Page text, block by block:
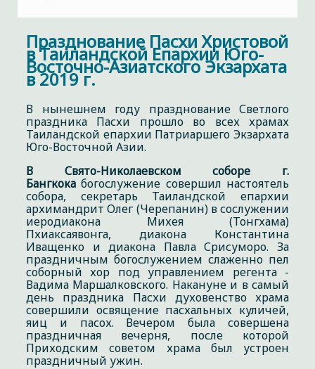
Празднование Пасхи Христовой
в Таиландской Епархии Юго-
Восточно-Азиатского Экзархата
в 2019 г.
В нынешнем году празднование Светлого
праздника Пасхи прошло во всех храмах
Таиландской епархии Патриаршего Экзархата
Юго-Восточной Азии.
В Свято-Николаевском соборе г.
Бангкока богослужение совершил настоятель
собора, секретарь Таиландской епархии
архимандрит Олег (Черепанин) в сослужении
иеродиакона Михея (Тонгхама)
Пхиаксаявонга, диакона Константина
Иващенко и диакона Павла Срисуморо. За
праздничным богослужением слаженно пел
соборный хор под управлением регента -
Вадима Маршалковского. Накануне и в самый
день праздника Пасхи духовенство храма
совершили освящение пасхальных куличей,
яиц и пасох. Вечером была совершена
праздничная вечерня, после которой
Приходским советом храма был устроен
праздничный ужин.